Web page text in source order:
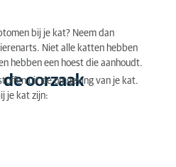
bij je kat? Neem dan
Niet alle katten hebben
hebben een hoest die aanhoudt.
oorzaak
uit de omgeving van je kat.
je kat zijn: